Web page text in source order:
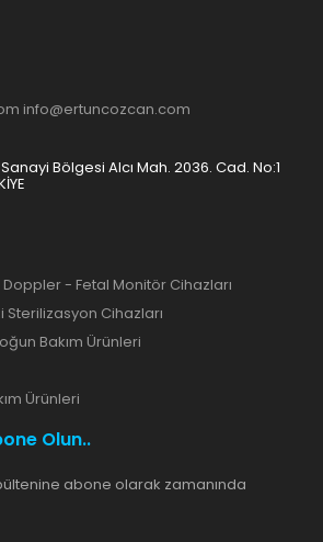
info@ertuncozcan.com
Bölgesi Alcı Mah. 2036. Cad. No:1
- Fetal Monitör Cihazları
Cihazları
Bakım Ürünleri
Ürünleri
Olun..
abone olarak zamanında